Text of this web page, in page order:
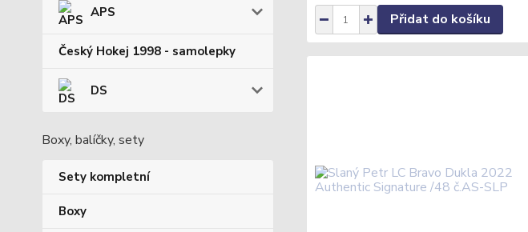
APS
Český Hokej 1998 - samolepky
DS
Boxy, balíčky, sety
Sety kompletní
Boxy
Přidat do košíku